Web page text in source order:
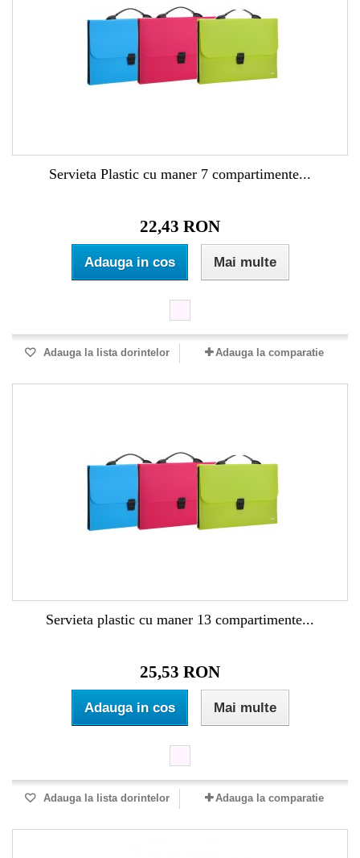
Servieta Plastic cu maner 7 compartimente...
22,43 RON
Adauga in cos Mai multe
Adauga la lista dorintelor Adauga la comparatie
Servieta plastic cu maner 13 compartimente...
25,53 RON
Adauga in cos Mai multe
Adauga la lista dorintelor Adauga la comparatie